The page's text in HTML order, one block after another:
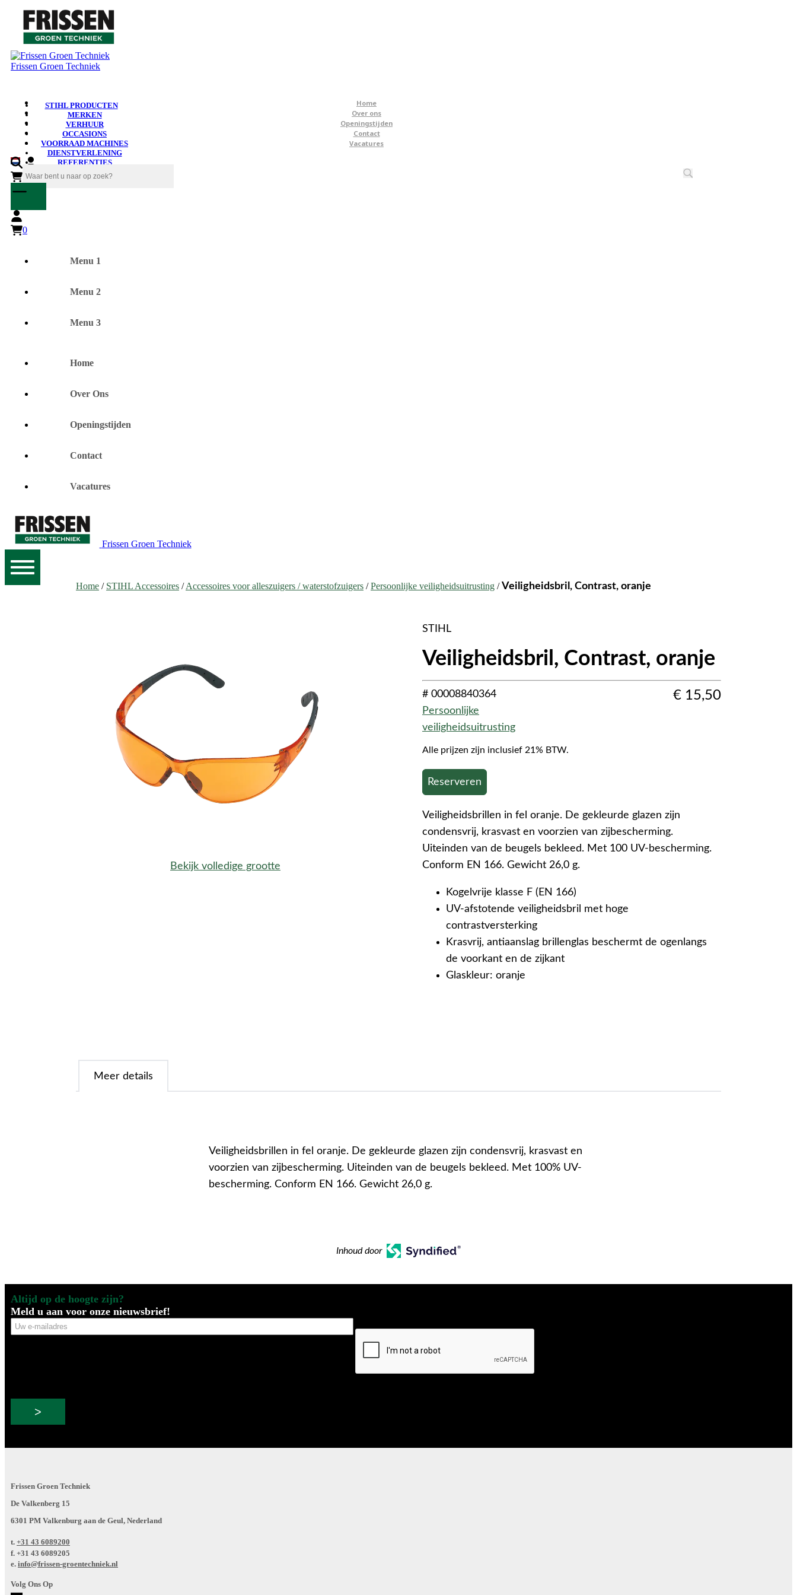
Frissen Groen Techniek
Home
Over ons
Openingstijden
Contact
Vacatures
STIHL PRODUCTEN
MERKEN
VERHUUR
OCCASIONS
VOORRAAD MACHINES
DIENSTVERLENING
REFERENTIES
0
0
Menu 1
Menu 2
Menu 3
Home
Over Ons
Openingstijden
Contact
Vacatures
Frissen Groen Techniek
Home / STIHL Accessoires /Accessoires voor alleszuigers / waterstofzuigers /Persoonlijke veiligheidsuitrusting /Veiligheidsbril, Contrast, oranje
Bekijk volledige grootte
STIHL
Veiligheidsbril, Contrast, oranje
# 00008840364
Persoonlijke
veiligheidsuitrusting
€ 15,50
Alle prijzen zijn inclusief 21% BTW.
Reserveren
Veiligheidsbrillen in fel oranje. De gekleurde glazen zijn
condensvrij, krasvast en voorzien van zijbescherming.
Uiteinden van de beugels bekleed. Met 100 UV-bescherming.
Conform EN 166. Gewicht 26,0 g.
Kogelvrije klasse F (EN 166)
UV-afstotende veiligheidsbril met hoge
contrastversterking
Krasvrij, antiaanslag brillenglas beschermt de ogenlangs
de voorkant en de zijkant
Glaskleur: oranje
Meer details
Veiligheidsbrillen in fel oranje. De gekleurde glazen zijn condensvrij, krasvast en
voorzien van zijbescherming. Uiteinden van de beugels bekleed. Met 100% UV-
bescherming. Conform EN 166. Gewicht 26,0 g.
Inhoud door
Altijd op de hoogte zijn?
Meld u aan voor onze nieuwsbrief!
Uw
e-
Frissen Groen Techniek
De Valkenberg 15
6301 PM Valkenburg aan de Geul, Nederland
t. +31 43 6089200
f. +31 43 6089205
e. info@frissen-groentechniek.nl
Volg Ons Op